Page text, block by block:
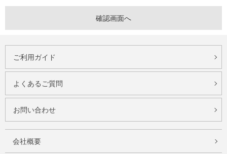
ご利用ガイド
よくあるご質問
お問い合わせ
会社概要